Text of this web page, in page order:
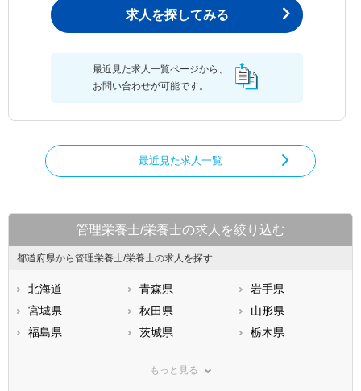
求人を探してみる
最近見た求人一覧ページから、
お問い合わせが可能です。
最近見た求人一覧
管理栄養士/栄養士の求人を絞り込む
都道府県から管理栄養士/栄養士の求人を探す
北海道 青森県
岩手県
宮城県
秋田県
山形県
福島県
茨城県
栃木県
神奈川県
もっと見る